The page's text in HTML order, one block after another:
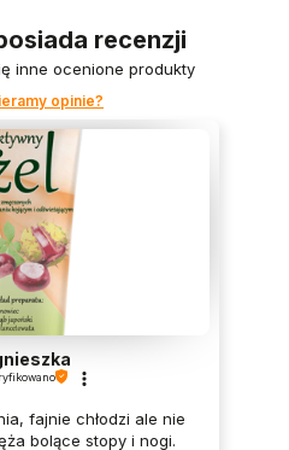
recenzji
inne ocenione produkty
opinie?
fajnie chłodzi ale nie
bolące stopy i nogi.